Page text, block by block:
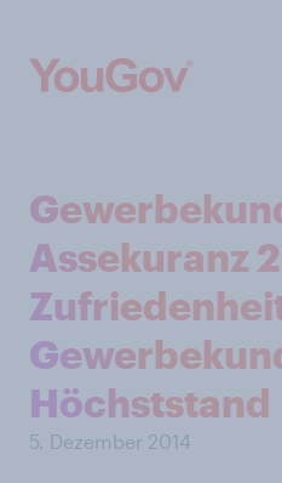
Assekuranz
Höchststand
5. Dezember 2014